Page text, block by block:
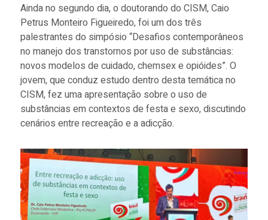
Ainda no segundo dia, o doutorando do CISM, Caio
Petrus Monteiro Figueiredo, foi um dos três
palestrantes do simpósio “Desafios contemporâneos
no manejo dos transtornos por uso de substâncias:
novos modelos de cuidado, chemsex e opióides”. O
jovem, que conduz estudo dentro desta temática no
CISM, fez uma apresentação sobre o uso de
substâncias em contextos de festa e sexo, discutindo
cenários entre recreação e a adicção.